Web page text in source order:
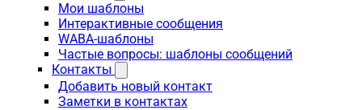
Мои шаблоны
Интерактивные сообщения
WABA-шаблоны
Частые вопросы: шаблоны сообщений
Контакты
Добавить новый контакт
Заметки в контактах